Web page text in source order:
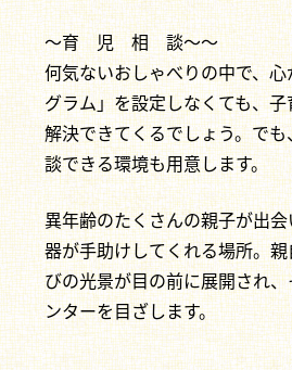
～育 児 相 談～～
何気ないおしゃべりの中で、
グラム」を設定しなくても、
解決できてくるでしょう。で
談できる環境も用意します。
異年齢のたくさんの親子が出
器が手助けしてくれる場所。
びの光景が目の前に展開され
ンターを目ざします。